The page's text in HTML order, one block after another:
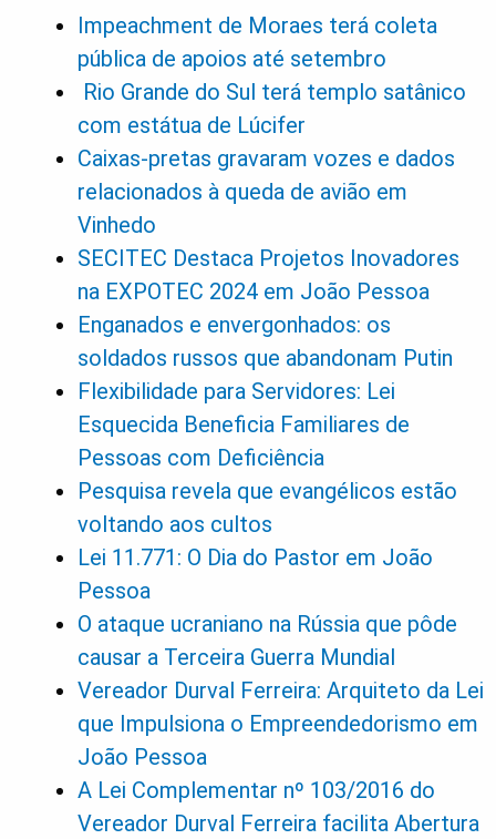
Impeachment de Moraes terá coleta
pública de apoios até setembro
Rio Grande do Sul terá templo satânico
com estátua de Lúcifer
Caixas-pretas gravaram vozes e dados
relacionados à queda de avião em
Vinhedo
SECITEC Destaca Projetos Inovadores
na EXPOTEC 2024 em João Pessoa
Enganados e envergonhados: os
soldados russos que abandonam Putin
Flexibilidade para Servidores: Lei
Esquecida Beneficia Familiares de
Pessoas com Deficiência
Pesquisa revela que evangélicos estão
voltando aos cultos
Lei 11.771: O Dia do Pastor em João
Pessoa
O ataque ucraniano na Rússia que pôde
causar a Terceira Guerra Mundial
Vereador Durval Ferreira: Arquiteto da Lei
que Impulsiona o Empreendedorismo em
João Pessoa
A Lei Complementar nº 103/2016 do
Vereador Durval Ferreira facilita Abertura